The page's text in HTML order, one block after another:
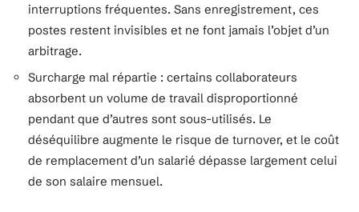
interruptions fréquentes. Sans enregistrement, ces
postes restent invisibles et ne font jamais l’objet d’un
arbitrage.
Surcharge mal répartie : certains collaborateurs
absorbent un volume de travail disproportionné
pendant que d’autres sont sous-utilisés. Le
déséquilibre augmente le risque de turnover, et le coût
de remplacement d’un salarié dépasse largement celui
de son salaire mensuel.